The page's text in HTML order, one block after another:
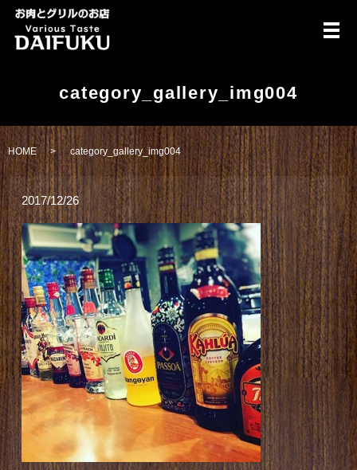
メ
category_gallery_img004
HOME category_gallery_img004
2017/12/26